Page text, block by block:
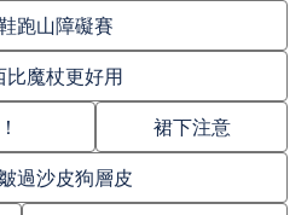
跑山障礙賽
比魔杖更好用
裙下注意
過沙皮狗層皮